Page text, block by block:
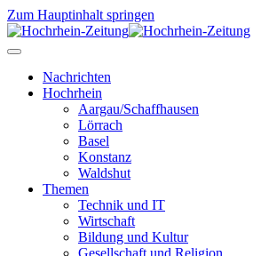
Zum Hauptinhalt springen
Nachrichten
Hochrhein
Aargau/Schaffhausen
Lörrach
Basel
Konstanz
Waldshut
Themen
Technik und IT
Wirtschaft
Bildung und Kultur
Gesellschaft und Religion